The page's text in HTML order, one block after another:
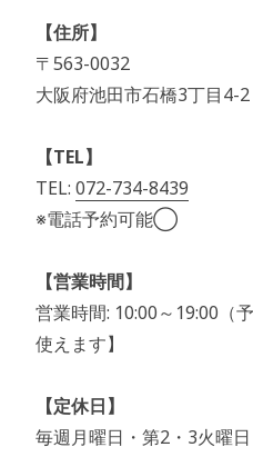
【住所】
〒563-0032
大阪府池田市石橋3丁目4-2
【TEL】
TEL: 072-734-8439
※電話予約可能◯
【営業時間】
営業時間: 10:00～19:00（
使えます】
【定休日】
毎週月曜日・第2・3火曜日